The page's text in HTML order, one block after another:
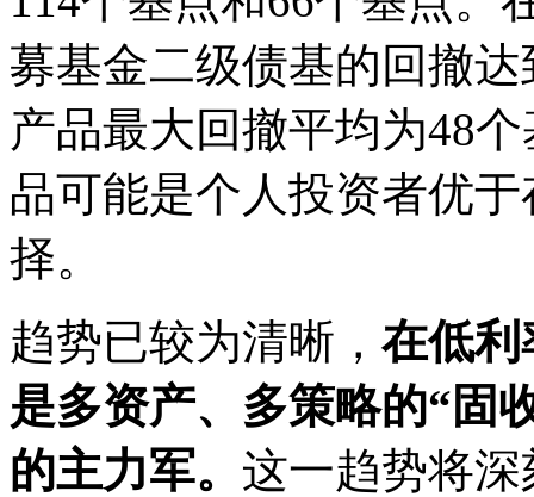
募基金二级债基的回撤
产品最大回撤平均为48
品可能是个人投资者优
择。
趋势已较为清晰， 在低利
是多资产、多策略的“固
的主力军。 这一趋势将